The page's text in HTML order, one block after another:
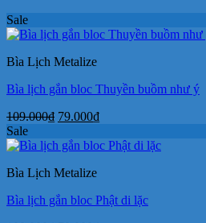
Sale
Bìa Lịch Metalize
Bìa lịch gắn bloc Thuyền buồm như ý
109.000₫ Giá
là:
79.000₫Giá
tại
Sale
Bìa Lịch Metalize
Bìa lịch gắn bloc Phật di lặc